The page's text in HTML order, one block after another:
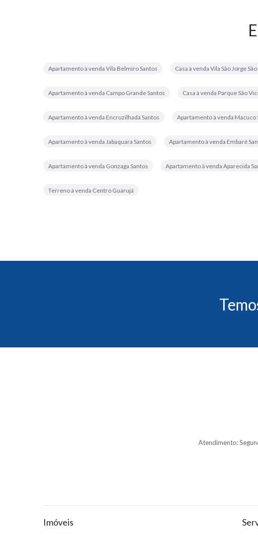
Apartamento à venda Vila Belmiro Santos Casa à venda Vila São Jorge
Apartamento à venda Campo Grande Santos Casa à venda Parque São
Apartamento à venda Encruzilhada Santos Apartamento à venda Macuco
Apartamento à venda Jabaquara Santos Apartamento à venda Embaré
Apartamento à venda Gonzaga Santos Apartamento à venda Aparecida
Terreno à venda Centro Guarujá
Atendimento:
Imóveis